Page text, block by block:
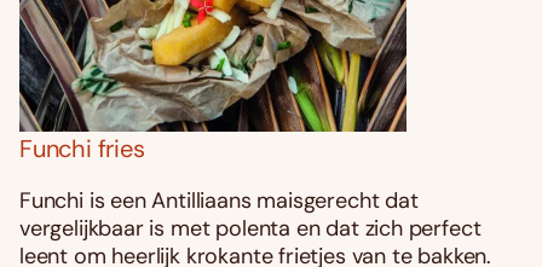
Funchi fries
Funchi is een Antilliaans maisgerecht dat
vergelijkbaar is met polenta en dat zich perfect
leent om heerlijk krokante frietjes van te bakken.